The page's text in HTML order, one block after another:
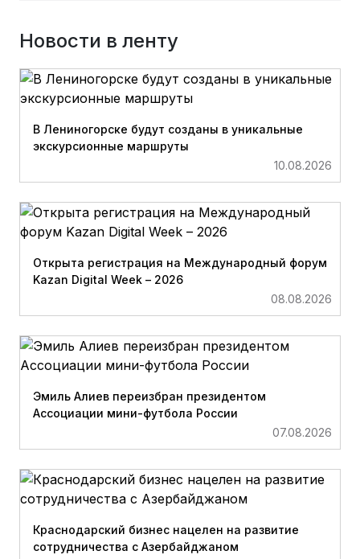
Новости в ленту
В Лениногорске будут созданы в уникальные
экскурсионные маршруты
10.08.2026
Открыта регистрация на Международный форум
Kazan Digital Week – 2026
08.08.2026
Эмиль Алиев переизбран президентом
Ассоциации мини-футбола России
07.08.2026
Краснодарский бизнес нацелен на развитие
сотрудничества с Азербайджаном